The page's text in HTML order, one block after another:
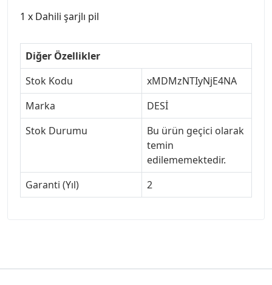
1 x Dahili şarjlı pil
Diğer Özellikler
Stok Kodu
xMDMzNTIyNjE4NA
Marka
DESİ
Stok Durumu
Bu ürün geçici olarak
temin
edilememektedir.
Garanti (Yıl)
2